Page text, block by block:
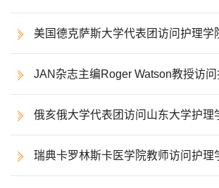
美国德克萨斯大学代表团访问护理学
JAN杂志主编Roger Watson教授访
俄亥俄大学代表团访问山东大学护理
瑞典卡罗林斯卡医学院教师访问护理